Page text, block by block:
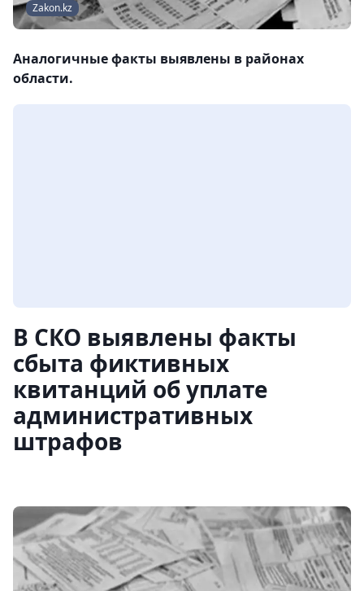
Zakon.kz
Аналогичные факты выявлены в районах
области.
В СКО выявлены факты
сбыта фиктивных
квитанций об уплате
административных
штрафов